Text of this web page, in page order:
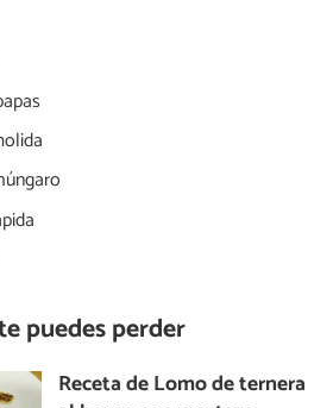
puedes perder
Receta de Lomo de ternera